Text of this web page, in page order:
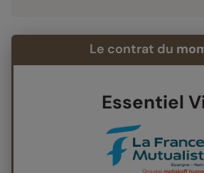
Le contrat du
Essentiel